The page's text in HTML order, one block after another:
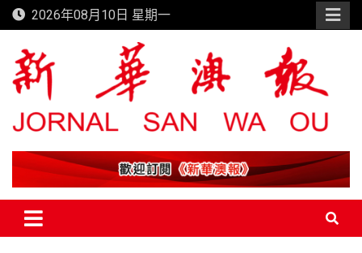
Skip
to
content
2026年08月10日 星期一
新華澳報